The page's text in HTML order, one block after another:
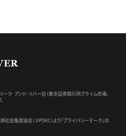
ーク･アンド･リバー社（東京証券取引所プライム市場、
会推進協会（JIPDEC）より 「プライバシーマーク」の